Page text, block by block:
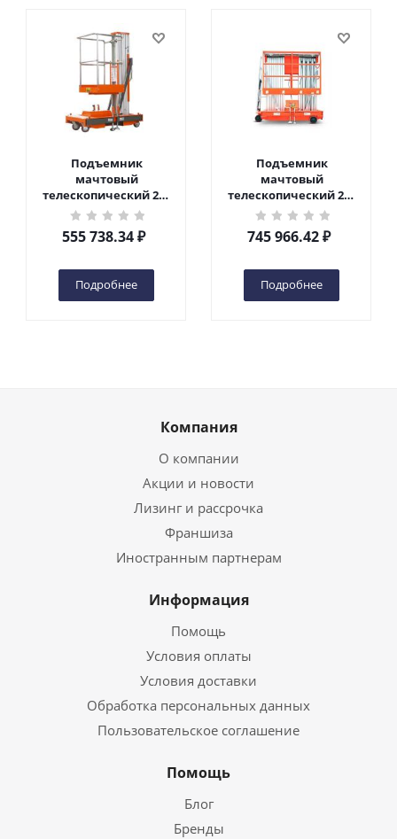
Подъемник
мачтовый
телескопический 200
кг 6 м TOR GTWY6-200S
DC 2-мачтовый
(автономный) (G) в
555 738.34₽
Подробнее
Подъемник
мачтовый
телескопический 200
кг 10 м TOR GTWY10-
200S DC 2-мачтовый
(автономный) (N) в
745 966.42₽
Подробнее
Компания
О компании
Акции и новости
Лизинг и рассрочка
Франшиза
Иностранным партнерам
Информация
Помощь
Условия оплаты
Условия доставки
Обработка персональных данных
Пользовательское соглашение
Помощь
Блог
Бренды